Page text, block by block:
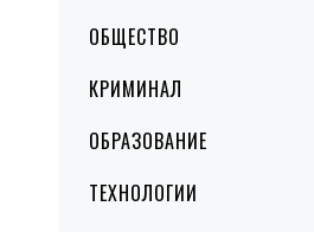
ОБЩЕСТВО
КРИМИНАЛ
ОБРАЗОВАНИЕ
ТЕХНОЛОГИИ